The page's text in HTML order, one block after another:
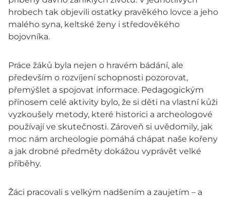
hrobech tak objevili ostatky pravěkého lovce a jeho
malého syna, keltské ženy i středověkého
bojovníka.
Práce žáků byla nejen o hravém bádání, ale
především o rozvíjení schopnosti pozorovat,
přemýšlet a spojovat informace. Pedagogickým
přínosem celé aktivity bylo, že si děti na vlastní kůži
vyzkoušely metody, které historici a archeologové
používají ve skutečnosti. Zároveň si uvědomily, jak
moc nám archeologie pomáhá chápat naše kořeny
a jak drobné předměty dokážou vyprávět velké
příběhy.
Žáci pracovali s velkým nadšením a zaujetím – a